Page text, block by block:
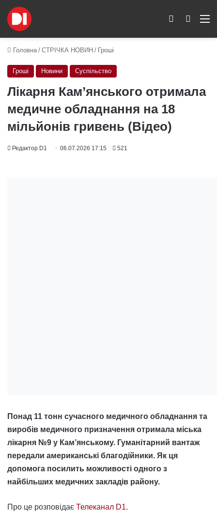
Пошук
Switch skin
Головна / СТРІЧКА НОВИН / Гроші
Гроші Новини Суспільство
Лікарня Кам’янського отримала
медичне обладнання на 18
мільйонів гривень (Відео)
Редактор D1 06.07.2026 17:15 521
Понад 11 тонн сучасного медичного обладнання та
виробів медичного призначення отримала міська
лікарня №9 у Кам’янському. Гуманітарний вантаж
передали американські благодійники. Як ця
допомога посилить можливості одного з
найбільших медичних закладів району.
Про це розповідає Телеканал D1.